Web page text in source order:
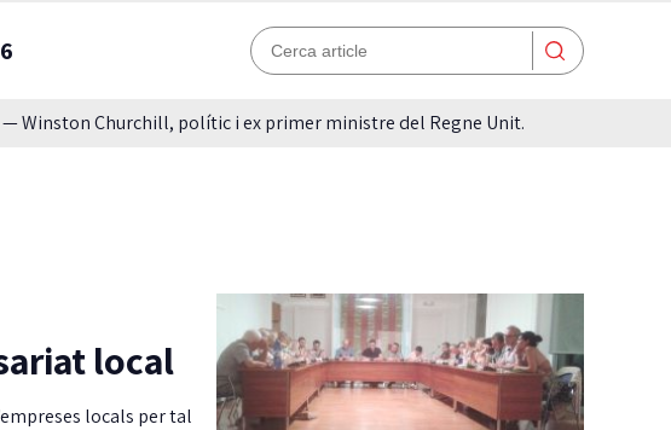
— Winston Churchill, polític i ex primer ministre del Regne Unit.
local
locals per tal